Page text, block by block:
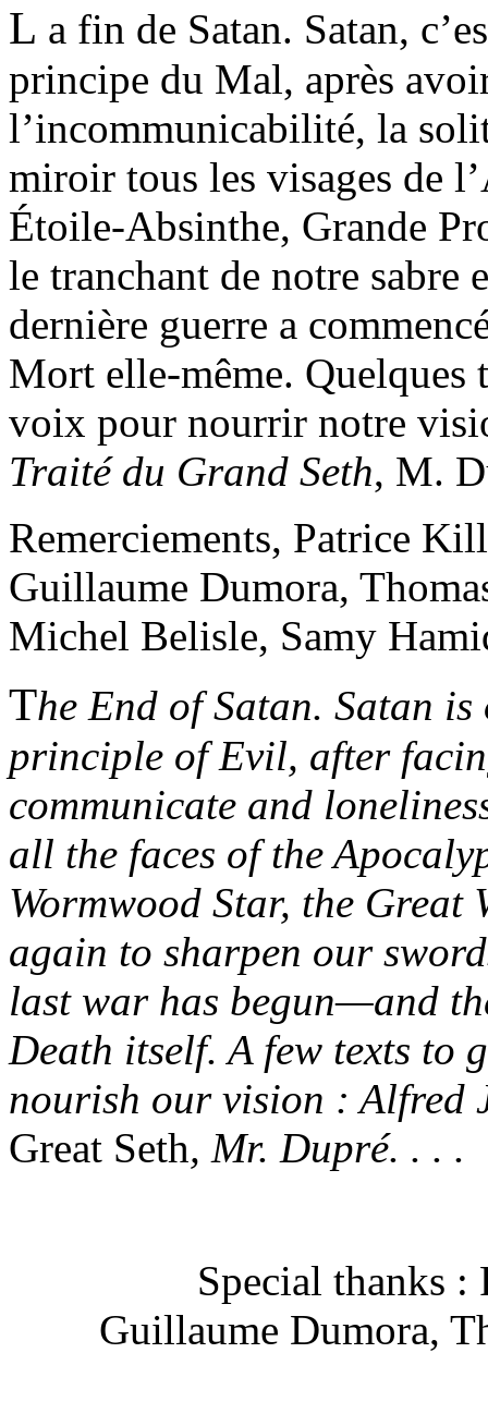
L a fin de Satan. Satan,
principe du Mal, après
l’incommunicabilité, la
miroir tous les visages de
Étoile-Absinthe, Grande
le tranchant de notre sabre
dernière guerre a
Mort elle-même. Quelques
voix pour nourrir notre
Traité du Grand Seth, M.
Remerciements, Patrice
Guillaume Dumora,
Michel Belisle, Samy
The End of Satan. Satan
principle of Evil, after
communicate and
all the faces of the
Wormwood Star, the
again to sharpen our
last war has begun—and
Death itself. A few texts to
nourish our vision : Alfred
Great Seth, Mr. Dupré. . . .
Special thanks
Guillaume Dumora,